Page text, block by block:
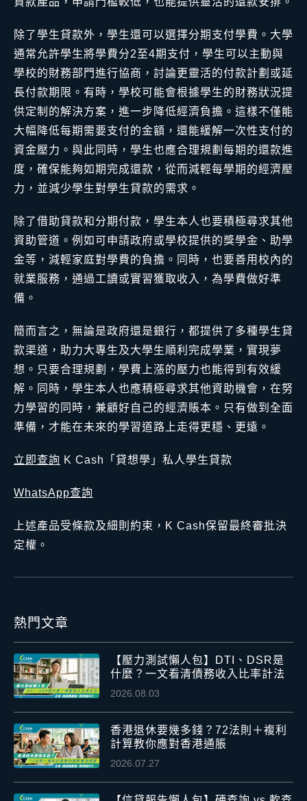
除了學生貸款外，學生還可以選擇分期支付學費。大學
通常允許學生將學費分2至4期支付，學生可以主動與
學校的財務部門進行協商，討論更靈活的付款計劃或延
長付款期限。有時，學校可能會根據學生的財務狀況提
供定制的解決方案，進一步降低經濟負擔。這樣不僅能
大幅降低每期需要支付的金額，還能緩解一次性支付的
資金壓力。與此同時，學生也應合理規劃每期的還款進
度，確保能夠如期完成還款，從而減輕每學期的經濟壓
力，並減少學生對學生貸款的需求。
除了借助貸款和分期付款，學生本人也要積極尋求其他
資助管道。例如可申請政府或學校提供的獎學金、助學
金等，減輕家庭對學費的負擔。同時，也要善用校內的
就業服務，通過工讀或實習獲取收入，為學費做好準
備。
簡而言之，無論是政府還是銀行，都提供了多種學生貸
款渠道，助力大專生及大學生順利完成學業，實現夢
想。只要合理規劃，學費上漲的壓力也能得到有效緩
解。同時，學生本人也應積極尋求其他資助機會，在努
力學習的同時，兼顧好自己的經濟賬本。只有做到全面
準備，才能在未來的學習道路上走得更穩、更遠。
立即查詢 K Cash「貸想學」私人學生貸款
WhatsApp查詢
上述產品受條款及細則約束，K Cash保留最終審批決
定權。
熱門文章
【壓力測試懶人包】DTI、DSR是
什麼？一文看清債務收入比率計法
2026.08.03
香港退休要幾多錢？72法則＋複利
計算教你應對香港通脹
2026.07.27